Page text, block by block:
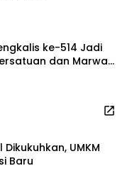
ke-514 Jadi
dan Marwah
UMKM
Baru